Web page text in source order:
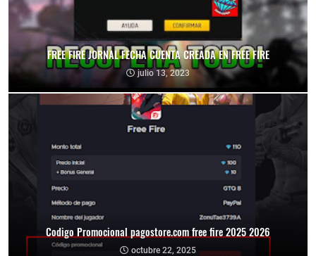
FREE FIRE JORNAL FECHA CUENTA CREADA EN FREE FIRE
julio 13, 2023
Codigo Promocional pagostore.com free fire 2025 2026
octubre 22, 2025